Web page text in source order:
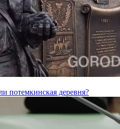
потемкинская деревня?